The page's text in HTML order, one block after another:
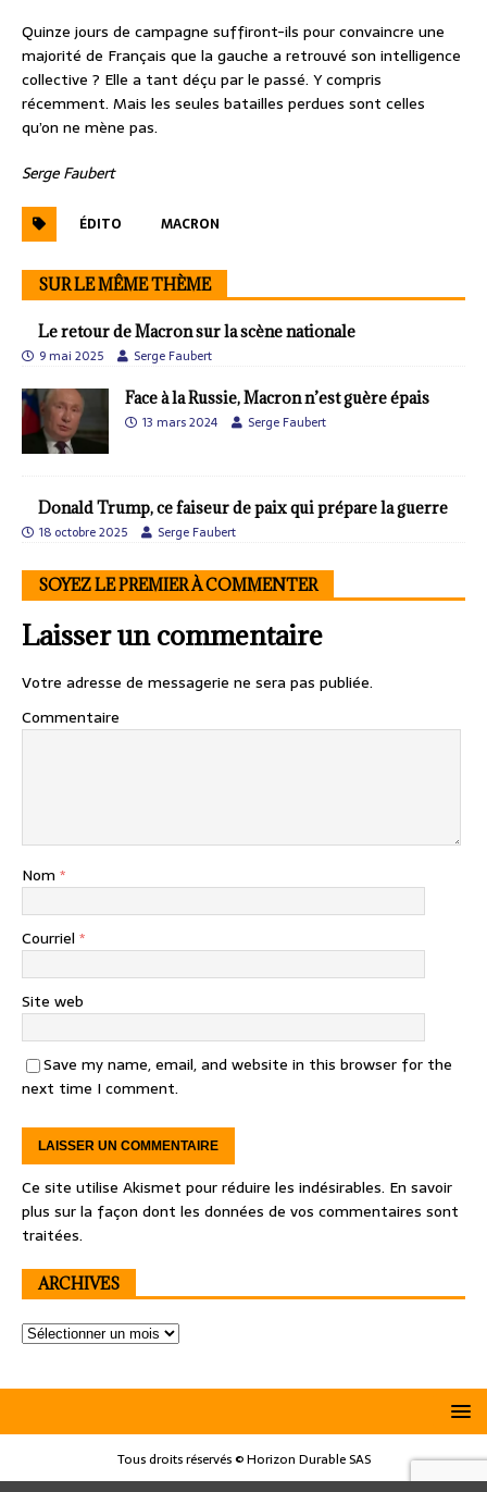
Quinze jours de campagne suffiront-ils pour convaincre une
majorité de Français que la gauche a retrouvé son intelligence
collective ? Elle a tant déçu par le passé. Y compris
récemment. Mais les seules batailles perdues sont celles
qu’on ne mène pas.
Serge Faubert
ÉDITO MACRON
SUR LE MÊME THÈME
Le retour de Macron sur la scène nationale
9 mai 2025 Serge Faubert
Face à la Russie, Macron n’est guère épais
13 mars 2024 Serge Faubert
Donald Trump, ce faiseur de paix qui prépare la guerre
18 octobre 2025 Serge Faubert
SOYEZ LE PREMIER À COMMENTER
Laisser un commentaire
Votre adresse de messagerie ne sera pas publiée.
Commentaire
Nom *
Courriel *
Site web
Save my name, email, and website in this browser for the
next time I comment.
Ce site utilise Akismet pour réduire les indésirables. En savoir
plus sur la façon dont les données de vos commentaires sont
traitées.
ARCHIVES
Tous droits réservés © Horizon Durable SAS